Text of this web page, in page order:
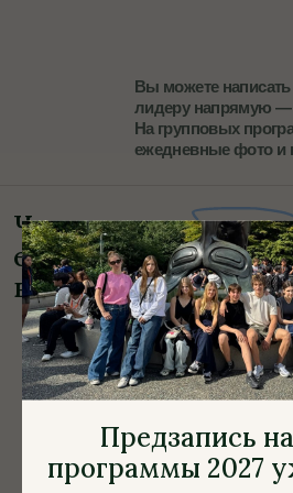
Предзапись
программы 2027